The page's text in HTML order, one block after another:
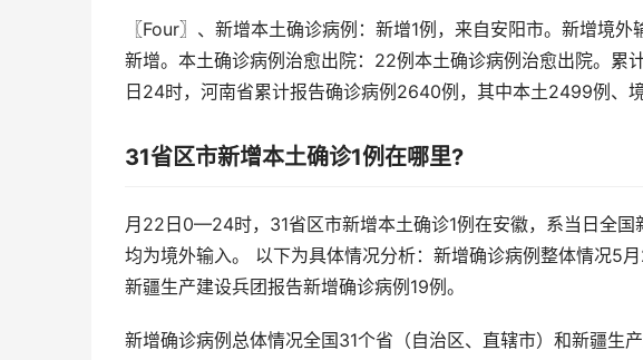
〖Four〗、新增本土确诊病例：新增1例，来自安阳市。新增境
新增。本土确诊病例治愈出院：22例本土确诊病例治愈出院。
日24时，河南省累计报告确诊病例2640例，其中本土2499例、境
31省区市新增本土确诊1例在哪里?
月22日0—24时，31省区市新增本土确诊1例在安徽，系当日全国
均为境外输入。 以下为具体情况分析：新增确诊病例整体情况5
新疆生产建设兵团报告新增确诊病例19例。
新增确诊病例总体情况全国31个省（自治区、直辖市）和新疆生